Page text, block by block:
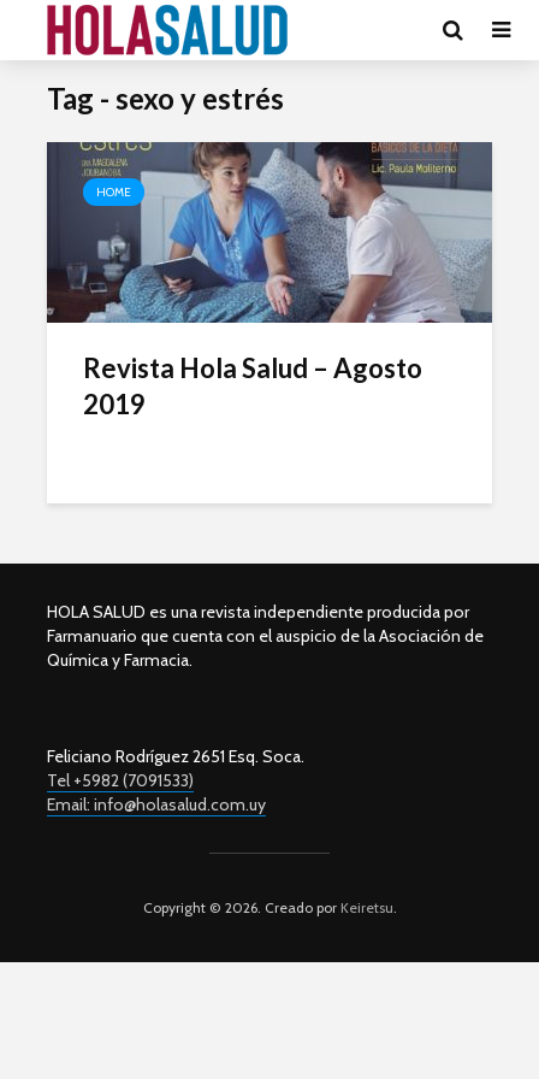
Tag - sexo y estrés
HOME
Revista Hola Salud – Agosto
2019
HOLA SALUD es una revista independiente producida por
Farmanuario que cuenta con el auspicio de la Asociación de
Química y Farmacia.
Feliciano Rodríguez 2651 Esq. Soca.
Tel +5982 (7091533)
Email: info@holasalud.com.uy
Copyright © 2026. Creado porKeiretsu.